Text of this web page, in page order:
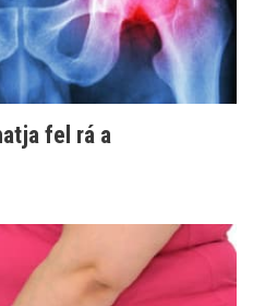
fel rá a